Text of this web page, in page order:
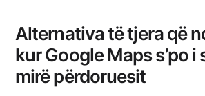
Alternativa të tjera që
kur Google Maps s’po i
mirë përdoruesit